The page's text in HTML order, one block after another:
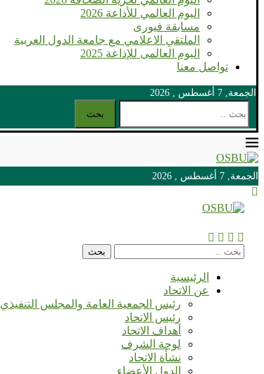
اليوم العالمي للأذاعة 2026
مسابقة فيورى
الملتقي الاعلامي مع جامعة الدول العربية
اليوم العالمى للإذاعة 2025
تواصل معنا
الجمعة, 7 أغسطس , 2026
بحث
الجمعة, 7 أغسطس , 2026
بحث
الرئيسية
عن الاتحاد
رئيس الجمعية العامة والمجلس التنفيذي
رئيس الاتحاد
أهداف الاتحاد
لوحة الشرف
نشأة الاتحاد
الدول الأعضاء